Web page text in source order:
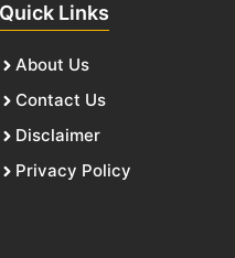
Quick Links
About Us
Contact Us
Disclaimer
Privacy Policy